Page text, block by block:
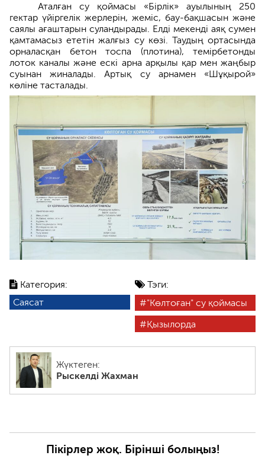
Категория:
Саясат
Тэги:
"Көлтоған" су қоймасы
Қызылорда
Жүктеген:
Рыскелді Жахман
Аталған су қоймасы «Бірлік» ауылының 250
гектар үйіргелік жерлерін, жеміс, бау-бақшасын және
саялы ағаштарын суландырады. Елді мекенді аяқ сумен
қамтамасыз ететін жалғыз су көзі. Таудың ортасында
орналасқан бетон тоспа (плотина), темірбетонды
лоток каналы және ескі арна арқылы қар мен жаңбыр
суынан жиналады. Артық су арнамен «Шұқырой»
көліне тасталады.
Пікірлер жоқ. Бірінші болыңыз!